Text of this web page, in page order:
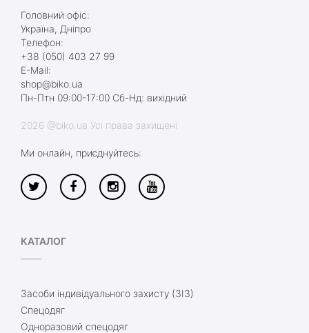
Головний офіс:
Україна, Дніпро
Телефон:
+38 (050) 403 27 99
E-Mail:
shop@biko.ua
Пн-Птн 09:00-17:00 Сб-Нд: вихідний
2026 @biko.ua Усі права захищені
Ми онлайн, приєднуйтесь:
КАТАЛОГ
Засоби індивідуального захисту (ЗІЗ)
Спецодяг
Одноразовий спецодяг